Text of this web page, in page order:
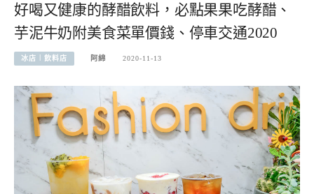
好喝又健康的酵醋飲料，必點果果吃酵醋、
芋泥牛奶附美食菜單價錢、停車交通2020
冰店︱飲料店 阿綿 2020-11-13